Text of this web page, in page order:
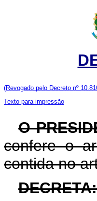
(Revogado pelo Decreto nº
Texto para impressão
O
confere o
contida no
DECRETA: